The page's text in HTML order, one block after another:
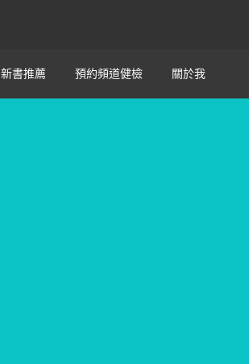
新書推薦 預約頻道健檢 關於我